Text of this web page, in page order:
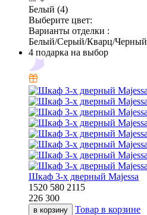
Белый (4)
Выберите цвет:
Варианты отделки :
Белый/Серый/Кварц/Черный
4 подарка на выбор
Шкаф 3-х дверный Majessa
1520 580 2115
226 300
в корзину Товар в корзине